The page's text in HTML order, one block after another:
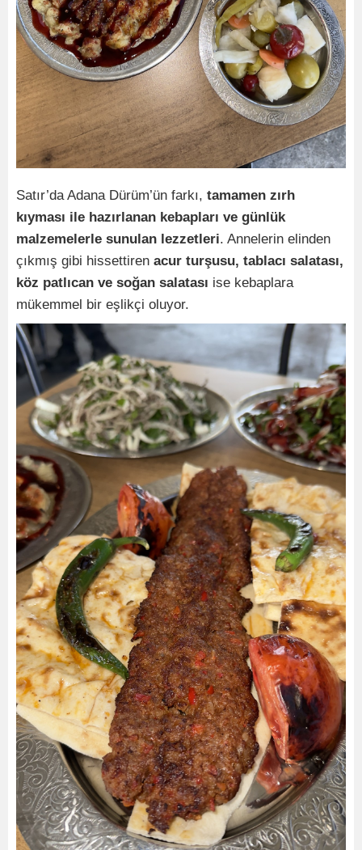
Satır’da Adana Dürüm’ün farkı, tamamen zırh
kıyması ile hazırlanan kebapları ve günlük
malzemelerle sunulan lezzetleri. Annelerin elinden
çıkmış gibi hissettiren acur turşusu, tablacı salatası,
köz patlıcan ve soğan salatası ise kebaplara
mükemmel bir eşlikçi oluyor.